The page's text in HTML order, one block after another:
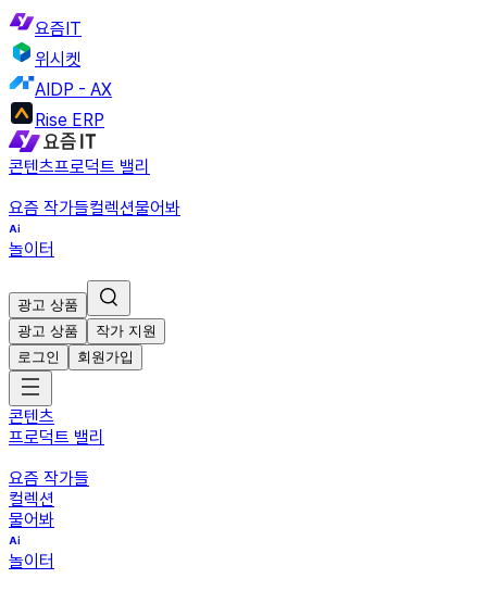
요즘IT
위시켓
AIDP - AX
Rise ERP
콘텐츠프로덕트 밸리
요즘 작가들컬렉션물어봐
놀이터
광고 상품
광고 상품
작가 지원
로그인
회원가입
콘텐츠
프로덕트 밸리
요즘 작가들
컬렉션
물어봐
놀이터